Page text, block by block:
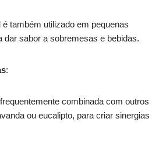
também utilizado em pequenas
dar sabor a sobremesas e bebidas.
:
combinada com outros
ou eucalipto, para criar sinergias